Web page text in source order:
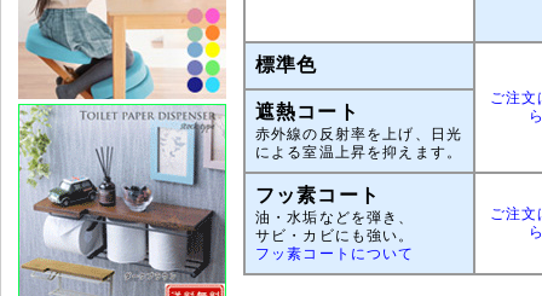
標準色
ご注文
遮熱コート
赤外線の反射率を上げ、日光
による室温上昇を抑えます。
フッ素コート
油・水垢などを弾き、
サビ・カビにも強い。
フッ素コートについて
ご注文